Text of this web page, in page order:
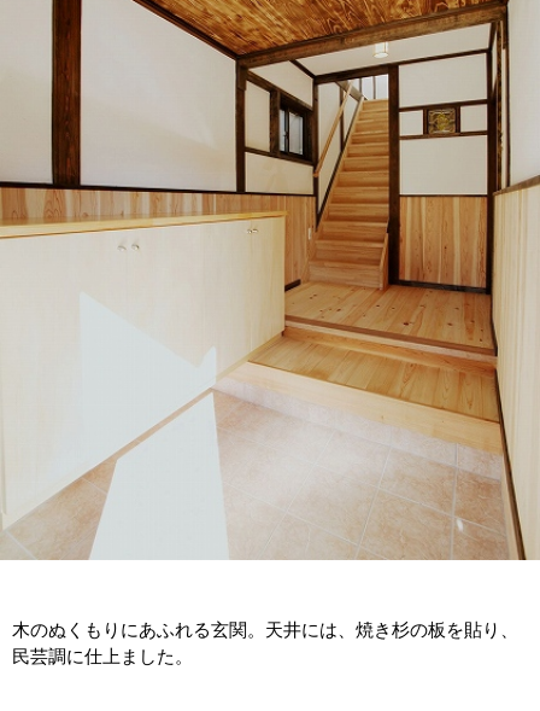
木のぬくもりにあふれる玄関。天井には、焼き杉の板を貼り、
民芸調に仕上ました。